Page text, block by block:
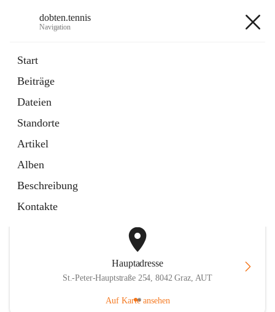
dobten.tennis
Navigation
Start
Beiträge
Dateien
Standorte
Artikel
Alben
Beschreibung
Kontakte
Externe Webseite
in
Tab
Online-Reservierung
Externe Webseite
öffnet
in
neuem
Tab
Hauptadresse
St.-Peter-Hauptstraße 254, 8042 Graz, AUT
Auf Karte ansehen